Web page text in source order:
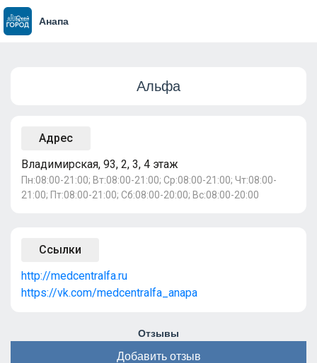
Анапа
Альфа
Адрес
Владимирская, 93, 2, 3, 4 этаж
Пн:08:00-21:00; Вт:08:00-21:00; Ср:08:00-21:00; Чт:08:00-
21:00; Пт:08:00-21:00; Сб:08:00-20:00; Вс:08:00-20:00
Ссылки
http://medcentralfa.ru
https://vk.com/medcentralfa_anapa
Отзывы
Добавить отзыв